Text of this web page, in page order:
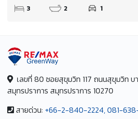
3
2 1
เลขที่ 80 ซอยสุขุมวิท 117 ถนนสุขุมวิท บ
สมุทรปราการ สมุทรปราการ 10270
สายด่วน: +66-2-840-2224, 081-